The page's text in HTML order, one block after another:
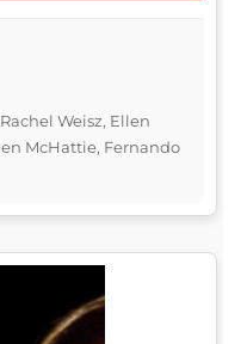
Weisz, Ellen
McHattie, Fernando